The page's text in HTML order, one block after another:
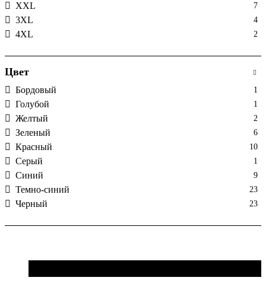
XXL 7
3XL 4
4XL 2
Цвет
Бордовый 1
Голубой 1
Желтый 2
Зеленый 6
Красный 10
Серый 1
Синий 9
Темно-синий 23
Черный 23